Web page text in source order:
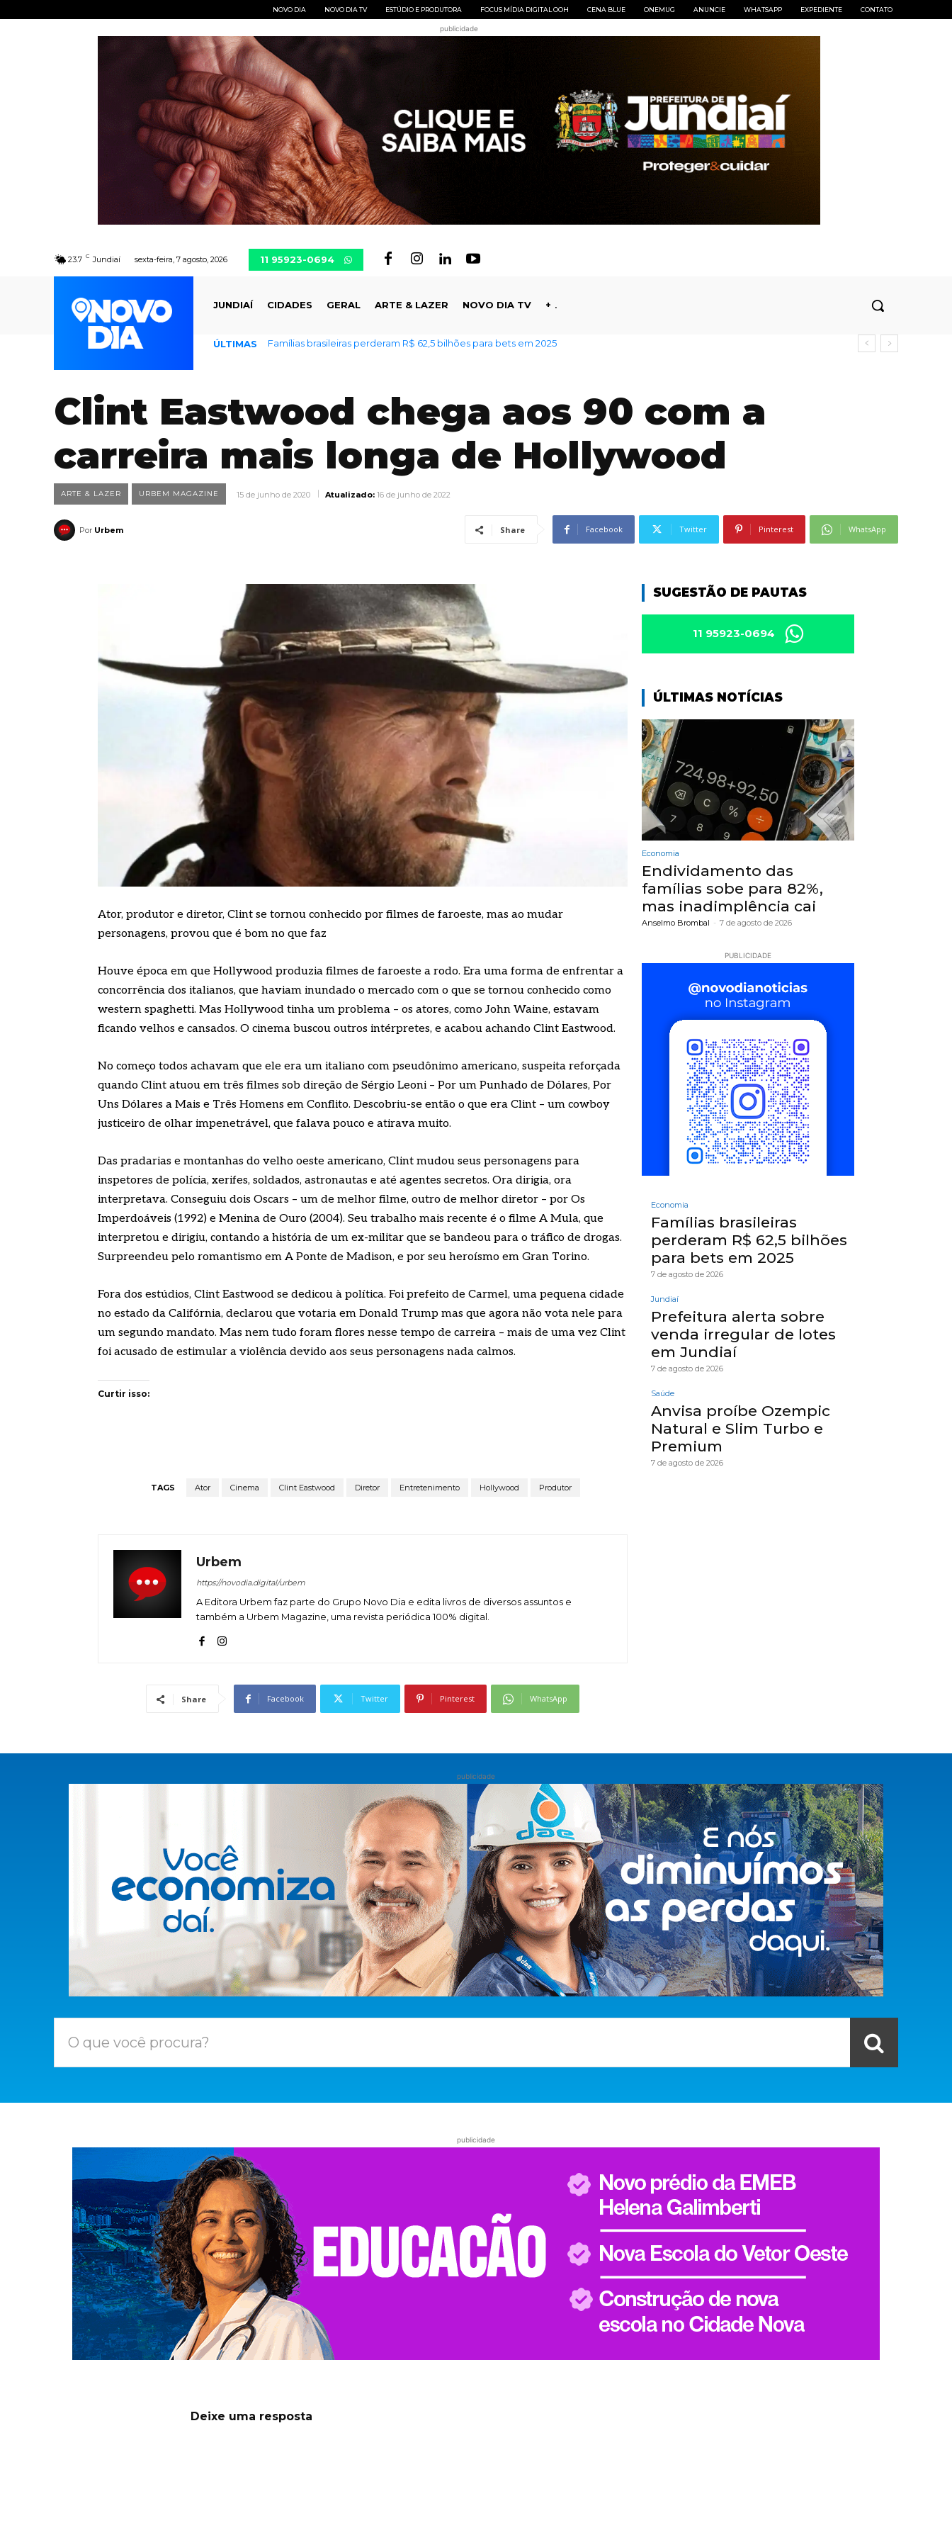
NOVO DIA NOVO DIA TV ESTÚDIO E PRODUTORA FOCUS MÍDIA DIGITAL OOH CENA BLUE ONEMUG ANUNCIE WHATSAPP EXPEDIENTE CONTATO
publicidade
23.7 C Jundiaí sexta-feira, 7 agosto, 2026 11 95923-0694
JUNDIAÍ CIDADES GERAL ARTE & LAZER NOVO DIA TV +
ÚLTIMAS Prefeitura alerta sobre venda irregular de lotes em Jundiaí
Clint Eastwood chega aos 90 com a
carreira mais longa de Hollywood
ARTE & LAZER URBEM MAGAZINE 15 de junho de 2020 Atualizado: 16 de junho de 2022
Por Urbem Share Facebook Twitter Pinterest WhatsApp
Ator, produtor e diretor, Clint se tornou conhecido por filmes de faroeste, mas ao mudar
personagens, provou que é bom no que faz
Houve época em que Hollywood produzia filmes de faroeste a rodo. Era uma forma de enfrentar a
concorrência dos italianos, que haviam inundado o mercado com o que se tornou conhecido como
western spaghetti. Mas Hollywood tinha um problema – os atores, como John Waine, estavam
ficando velhos e cansados. O cinema buscou outros intérpretes, e acabou achando Clint Eastwood.
No começo todos achavam que ele era um italiano com pseudônimo americano, suspeita reforçada
quando Clint atuou em três filmes sob direção de Sérgio Leoni – Por um Punhado de Dólares, Por
Uns Dólares a Mais e Três Homens em Conflito. Descobriu-se então o que era Clint – um cowboy
justiceiro de olhar impenetrável, que falava pouco e atirava muito.
Das pradarias e montanhas do velho oeste americano, Clint mudou seus personagens para
inspetores de polícia, xerifes, soldados, astronautas e até agentes secretos. Ora dirigia, ora
interpretava. Conseguiu dois Oscars – um de melhor filme, outro de melhor diretor – por Os
Imperdoáveis (1992) e Menina de Ouro (2004). Seu trabalho mais recente é o filme A Mula, que
interpretou e dirigiu, contando a história de um ex-militar que se bandeou para o tráfico de drogas.
Surpreendeu pelo romantismo em A Ponte de Madison, e por seu heroísmo em Gran Torino.
Fora dos estúdios, Clint Eastwood se dedicou à política. Foi prefeito de Carmel, uma pequena cidade
no estado da Califórnia, declarou que votaria em Donald Trump mas que agora não vota nele para
um segundo mandato. Mas nem tudo foram flores nesse tempo de carreira – mais de uma vez Clint
foi acusado de estimular a violência devido aos seus personagens nada calmos.
Curtir isso:
TAGS Ator Cinema Clint Eastwood Diretor Entretenimento Hollywood Produtor
Urbem
https://novodia.digital/urbem
A Editora Urbem faz parte do Grupo Novo Dia e edita livros de diversos assuntos e
também a Urbem Magazine, uma revista periódica 100% digital.
Share Facebook Twitter Pinterest WhatsApp
SUGESTÃO DE PAUTAS
11 95923-0694
ÚLTIMAS NOTÍCIAS
Economia
Endividamento das
famílias sobe para 82%,
mas inadimplência cai
Anselmo Brombal - 7 de agosto de 2026
PUBLICIDADE
Economia
Famílias brasileiras
perderam R$ 62,5 bilhões
para bets em 2025
7 de agosto de 2026
Jundiaí
Prefeitura alerta sobre
venda irregular de lotes
em Jundiaí
7 de agosto de 2026
Saúde
Anvisa proíbe Ozempic
Natural e Slim Turbo e
Premium
7 de agosto de 2026
publicidade
O que você procura?
publicidade
Deixe uma resposta